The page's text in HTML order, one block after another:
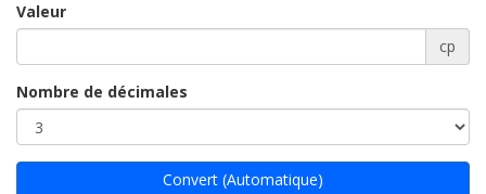
Valeur
cp
Nombre de décimales
Convert (Automatique)